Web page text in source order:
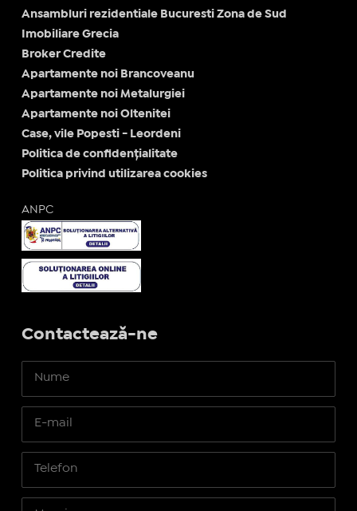
Ansambluri rezidentiale Bucuresti Zona de Sud
Imobiliare Grecia
Broker Credite
Apartamente noi Brancoveanu
Apartamente noi Metalurgiei
Apartamente noi Oltenitei
Case, vile Popesti - Leordeni
Politica de confidențialitate
Politica privind utilizarea cookies
ANPC
Contactează-ne